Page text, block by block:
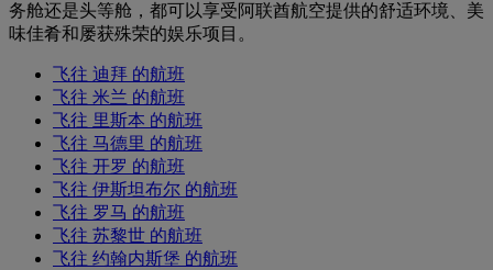
务舱还是头等舱，都可以享受阿联酋航空提供的舒适环境、美
味佳肴和屡获殊荣的娱乐项目。
飞往 迪拜 的航班
飞往 米兰 的航班
飞往 里斯本 的航班
飞往 马德里 的航班
飞往 开罗 的航班
飞往 伊斯坦布尔 的航班
飞往 罗马 的航班
飞往 苏黎世 的航班
飞往 约翰内斯堡 的航班